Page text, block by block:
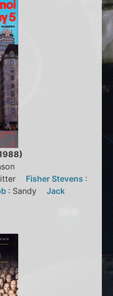
Fisher Stevens :
: SandyJack